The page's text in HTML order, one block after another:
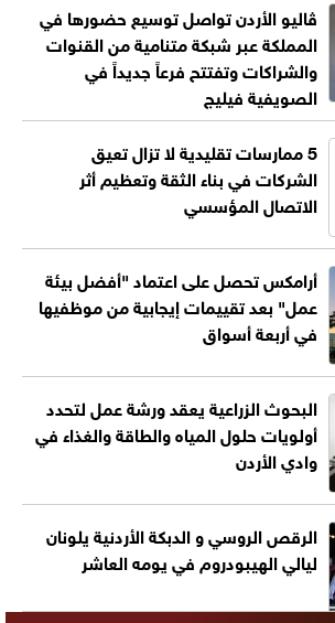
ڤاليو الأردن تواصل توسيع حضورها في
المملكة عبر شبكة متنامية من القنوات
والشراكات وتفتتح فرعاً جديداً في
الصويفية فيليج
5 ممارسات تقليدية لا تزال تعيق
الشركات في بناء الثقة وتعظيم أثر
الاتصال المؤسسي
أرامكس تحصل على اعتماد "أفضل بيئة
عمل" بعد تقييمات إيجابية من موظفيها
في أربعة أسواق
البحوث الزراعية يعقد ورشة عمل لتحدد
أولويات حلول المياه والطاقة والغذاء في
وادي الأردن
الرقص الروسي و الدبكة الأردنية يلونان
ليالي الهيبودروم في يومه العاشر